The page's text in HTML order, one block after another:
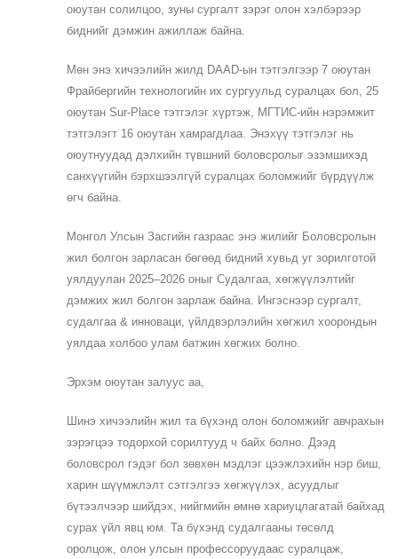
оюутан солилцоо, зуны сургалт зэрэг олон хэлбэрээр
биднийг дэмжин ажиллаж байна.
Мөн энэ хичээлийн жилд DAAD-ын тэтгэлгээр 7 оюутан
Фрайбергийн технологийн их сургуульд суралцах бол, 25
оюутан Sur-Place тэтгэлэг хүртэж, МГТИС-ийн нэрэмжит
тэтгэлэгт 16 оюутан хамрагдлаа. Энэхүү тэтгэлэг нь
оюутнуудад дэлхийн түвшний боловсролыг эзэмшихэд
санхүүгийн бэрхшээлгүй суралцах боломжийг бүрдүүлж
өгч байна.
Монгол Улсын Засгийн газраас энэ жилийг Боловсролын
жил болгон зарласан бөгөөд бидний хувьд уг зорилготой
уялдуулан 2025–2026 оныг Судалгаа, хөгжүүлэлтийг
дэмжих жил болгон зарлаж байна. Ингэснээр сургалт,
судалгаа & инноваци, үйлдвэрлэлийн хөгжил хоорондын
уялдаа холбоо улам батжин хөгжих болно.
Эрхэм оюутан залуус аа,
Шинэ хичээлийн жил та бүхэнд олон боломжийг авчрахын
зэрэгцээ тодорхой сорилтууд ч байх болно. Дээд
боловсрол гэдэг бол зөвхөн мэдлэг цээжлэхийн нэр биш,
харин шүүмжлэлт сэтгэлгээ хөгжүүлэх, асуудлыг
бүтээлчээр шийдэх, нийгмийн өмнө хариуцлагатай байхад
сурах үйл явц юм. Та бүхэнд судалгааны төсөлд
оролцож, олон улсын профессоруудаас суралцаж,